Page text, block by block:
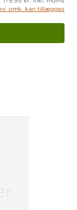
omk. kan tillægges